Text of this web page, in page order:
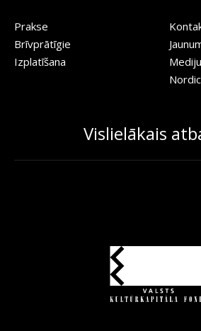
Prakse
Brīvprātīgie
Izplatīšana
Vislielākais